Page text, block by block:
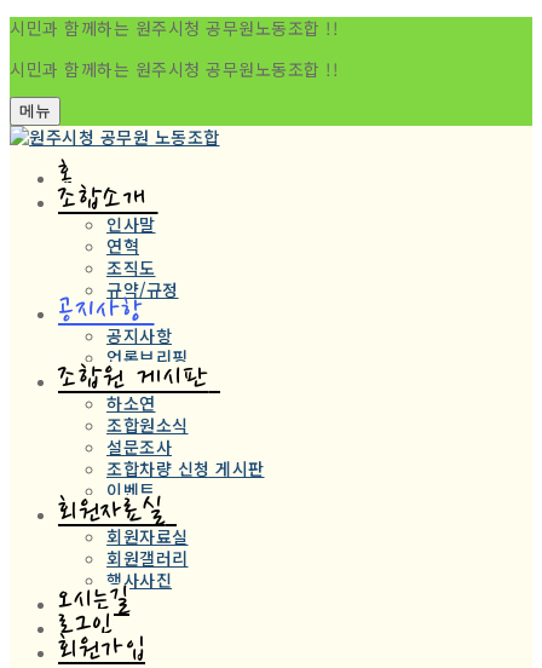
시민과 함께하는 원주시청 공무원노동조합 !!
시민과 함께하는 원주시청 공무원노동조합 !!
메뉴
홈
조합소개
인사말
연혁
조직도
규약/규정
공지사항
공지사항
언론브리핑
조합원 게시판
하소연
조합원소식
설문조사
조합차량 신청 게시판
이벤트
회원자료실
회원자료실
회원갤러리
행사사진
오시는길
로그인
회원가입